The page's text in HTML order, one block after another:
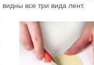
видны все три вида лент.